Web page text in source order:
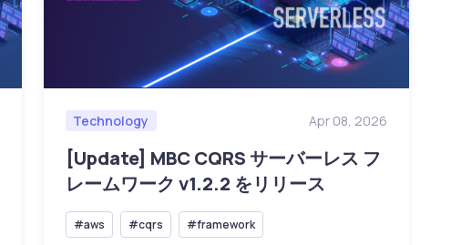
Technology Apr 08, 2026
[Update] MBC CQRS サーバーレス フ
レームワーク v1.2.2 をリリース
#aws #cqrs #framework